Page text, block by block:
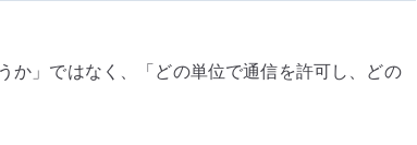
か」ではなく、「どの単位で通信を許可し、どの